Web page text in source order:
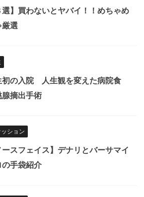
選】買わないとヤバイ！！めちゃめ
厳選
初の入院 人生観を変えた病院食
腺摘出手術
ション
ースフェイス】デナリとバーサマイ
の手袋紹介